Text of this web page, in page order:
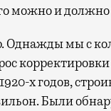
можно и должно
Однажды мы с
х годов,
Были